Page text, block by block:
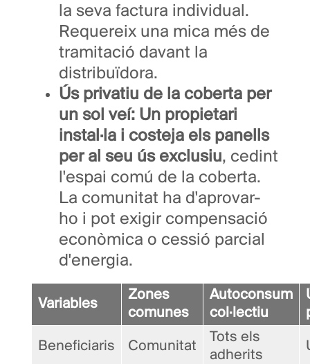
la seva factura individual.
Requereix una mica més de
tramitació davant la
distribuïdora.
Ús privatiu de la coberta per
un sol veí: Un propietari
instal·la i costeja els panells
per al seu ús exclusiu, cedint
l'espai comú de la coberta.
La comunitat ha d'aprovar-
ho i pot exigir compensació
econòmica o cessió parcial
d'energia.
Variables
Zones
comunes
Autoconsum
col·lectiu
Beneficiaris Comunitat
Tots els
adherits